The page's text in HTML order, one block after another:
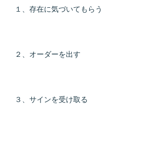
１、存在に気づいてもらう
２、オーダーを出す
３、サインを受け取る